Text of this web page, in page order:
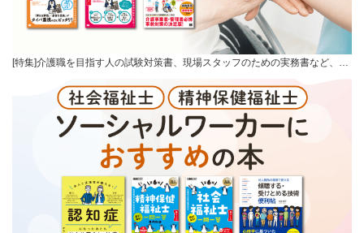
[特集]介護職を目指す人の試験対策書、現場スタッフのための実務書など、…